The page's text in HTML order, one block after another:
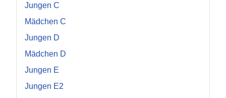
Jungen C
Mädchen C
Jungen D
Mädchen D
Jungen E
Jungen E2